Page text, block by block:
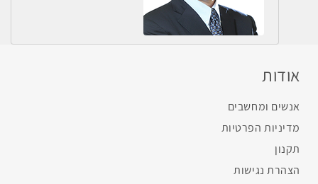
אודות
אנשים ומחשבים
מדיניות הפרטיות
תקנון
הצהרת נגישות